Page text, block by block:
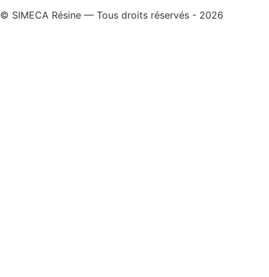
© SIMECA Résine — Tous droits réservés - 2026